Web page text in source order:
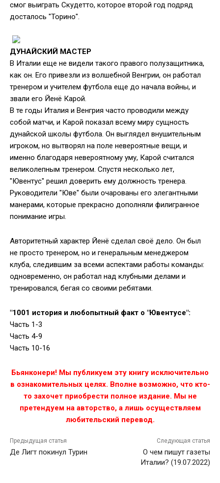
смог выиграть Скудетто, которое второй год подряд
досталось "Торино".
ДУНАЙСКИЙ МАСТЕР
В Италии еще не видели такого правого полузащитника,
как он. Его привезли из волшебной Венгрии, он работал
тренером и учителем футбола еще до начала войны, и
звали его Йенё Карой.
В те годы Италия и Венгрия часто проводили между
собой матчи, и Карой показал всему миру сущность
дунайской школы футбола. Он выглядел внушительным
игроком, но вытворял на поле невероятные вещи, и
именно благодаря невероятному уму, Карой считался
великолепным тренером. Спустя несколько лет,
"Ювентус" решил доверить ему должность тренера.
Руководители "Юве" были очарованы его элегантными
манерами, которые прекрасно дополняли филигранное
понимание игры.
Авторитетный характер Йенё сделал своё дело. Он был
не просто тренером, но и генеральным менеджером
клуба, следившим за всеми аспектами работы команды:
одновременно, он работал над клубными делами и
тренировался, бегая со своими ребятами.
"1001 история и любопытный факт о "Ювентусе":
Часть 1-3
Часть 4-9
Часть 10-16
Бьянконери! Мы публикуем эту книгу исключительно
в ознакомительных целях. Вполне возможно, что кто-
то захочет приобрести полное издание. Мы не
претендуем на авторство, а лишь осуществляем
любительский перевод.
Предыдущая статья
Де Лигт покинул Турин
Следующая статья
О чем пишут газеты
Италии? (19.07.2022)